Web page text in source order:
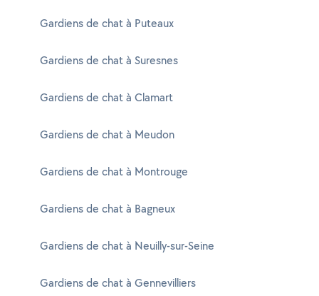
Gardiens de chat à Puteaux
Gardiens de chat à Suresnes
Gardiens de chat à Clamart
Gardiens de chat à Meudon
Gardiens de chat à Montrouge
Gardiens de chat à Bagneux
Gardiens de chat à Neuilly-sur-Seine
Gardiens de chat à Gennevilliers